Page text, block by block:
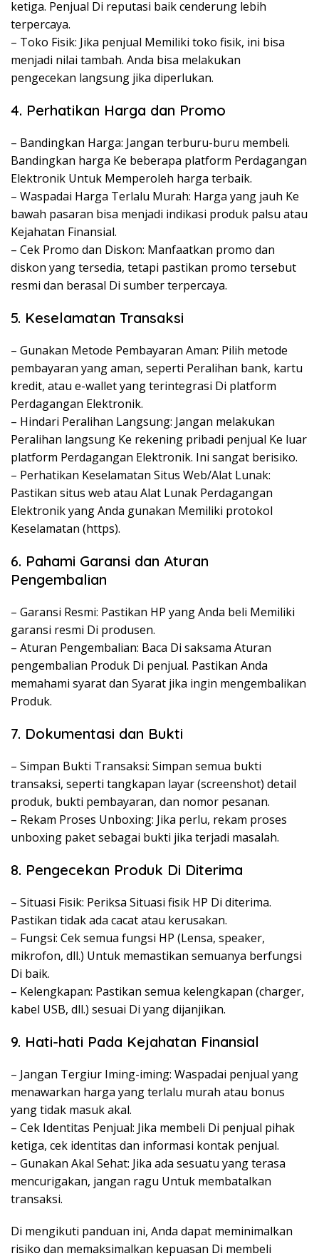
ketiga. Penjual Di reputasi baik cenderung lebih
terpercaya.
– Toko Fisik: Jika penjual Memiliki toko fisik, ini bisa
menjadi nilai tambah. Anda bisa melakukan
pengecekan langsung jika diperlukan.
4. Perhatikan Harga dan Promo
– Bandingkan Harga: Jangan terburu-buru membeli.
Bandingkan harga Ke beberapa platform Perdagangan
Elektronik Untuk Memperoleh harga terbaik.
– Waspadai Harga Terlalu Murah: Harga yang jauh Ke
bawah pasaran bisa menjadi indikasi produk palsu atau
Kejahatan Finansial.
– Cek Promo dan Diskon: Manfaatkan promo dan
diskon yang tersedia, tetapi pastikan promo tersebut
resmi dan berasal Di sumber terpercaya.
5. Keselamatan Transaksi
– Gunakan Metode Pembayaran Aman: Pilih metode
pembayaran yang aman, seperti Peralihan bank, kartu
kredit, atau e-wallet yang terintegrasi Di platform
Perdagangan Elektronik.
– Hindari Peralihan Langsung: Jangan melakukan
Peralihan langsung Ke rekening pribadi penjual Ke luar
platform Perdagangan Elektronik. Ini sangat berisiko.
– Perhatikan Keselamatan Situs Web/Alat Lunak:
Pastikan situs web atau Alat Lunak Perdagangan
Elektronik yang Anda gunakan Memiliki protokol
Keselamatan (https).
6. Pahami Garansi dan Aturan
Pengembalian
– Garansi Resmi: Pastikan HP yang Anda beli Memiliki
garansi resmi Di produsen.
– Aturan Pengembalian: Baca Di saksama Aturan
pengembalian Produk Di penjual. Pastikan Anda
memahami syarat dan Syarat jika ingin mengembalikan
Produk.
7. Dokumentasi dan Bukti
– Simpan Bukti Transaksi: Simpan semua bukti
transaksi, seperti tangkapan layar (screenshot) detail
produk, bukti pembayaran, dan nomor pesanan.
– Rekam Proses Unboxing: Jika perlu, rekam proses
unboxing paket sebagai bukti jika terjadi masalah.
8. Pengecekan Produk Di Diterima
– Situasi Fisik: Periksa Situasi fisik HP Di diterima.
Pastikan tidak ada cacat atau kerusakan.
– Fungsi: Cek semua fungsi HP (Lensa, speaker,
mikrofon, dll.) Untuk memastikan semuanya berfungsi
Di baik.
– Kelengkapan: Pastikan semua kelengkapan (charger,
kabel USB, dll.) sesuai Di yang dijanjikan.
9. Hati-hati Pada Kejahatan Finansial
– Jangan Tergiur Iming-iming: Waspadai penjual yang
menawarkan harga yang terlalu murah atau bonus
yang tidak masuk akal.
– Cek Identitas Penjual: Jika membeli Di penjual pihak
ketiga, cek identitas dan informasi kontak penjual.
– Gunakan Akal Sehat: Jika ada sesuatu yang terasa
mencurigakan, jangan ragu Untuk membatalkan
transaksi.
Di mengikuti panduan ini, Anda dapat meminimalkan
risiko dan memaksimalkan kepuasan Di membeli